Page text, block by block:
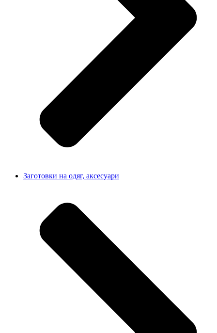
Заготовки на одяг, аксесуари